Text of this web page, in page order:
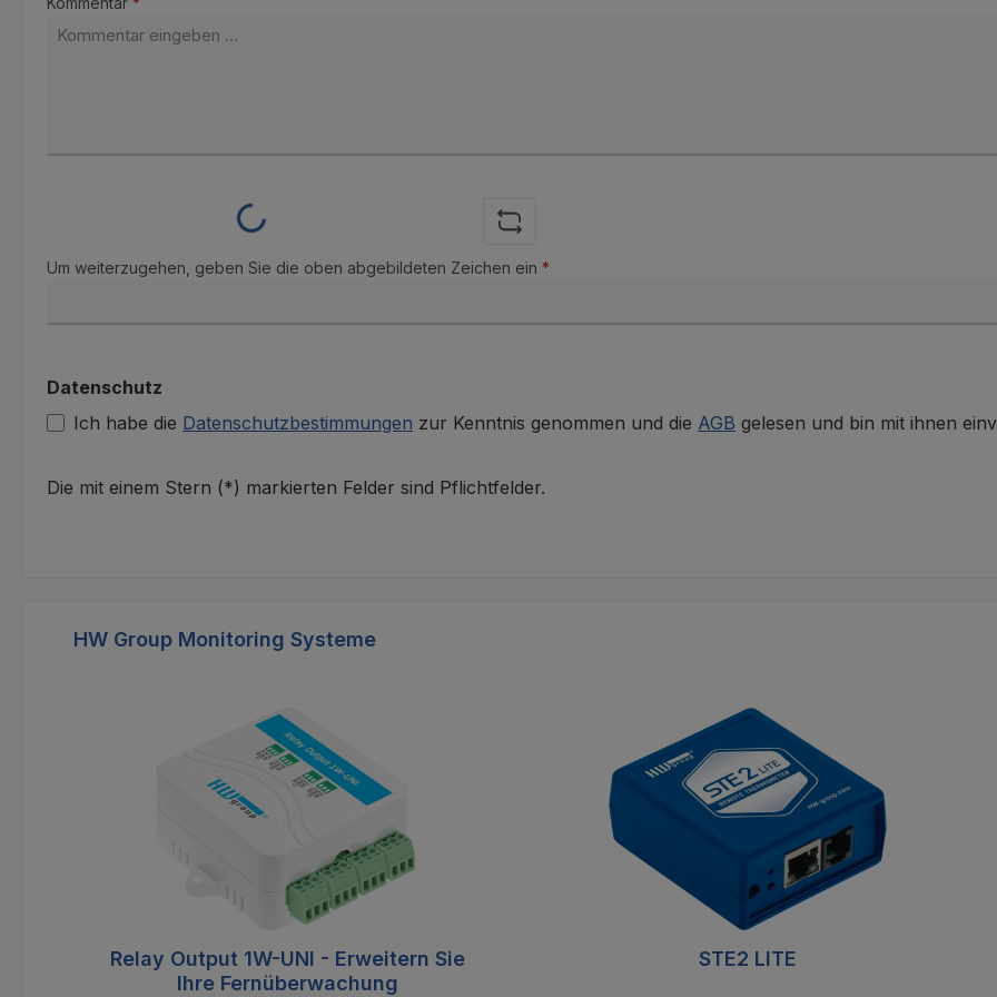
Loading...
Um weiterzugehen, geben Sie die oben abgebildeten Zeichen ein *
Datenschutz
Ich habe die Datenschutzbestimmungen zur Kenntnis genommen und die AGB gelesen und bin mit ihnen
Die mit einem Stern (*) markierten Felder sind Pflichtfelder.
Produktgalerie überspringen
HW Group Monitoring Systeme
Relay Output 1W-UNI - Erweitern Sie
Ihre Fernüberwachung
STE2 LITE